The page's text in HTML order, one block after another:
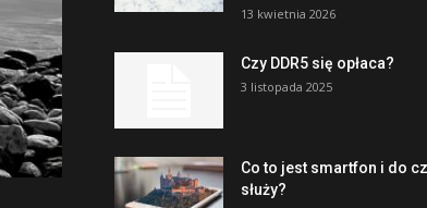
13 kwietnia 2026
Czy DDR5 się opłaca?
3 listopada 2025
Co to jest smartfon i do
służy?